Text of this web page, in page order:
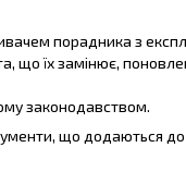
порадника з
що їх замінює,
законодавством.
що додаються до